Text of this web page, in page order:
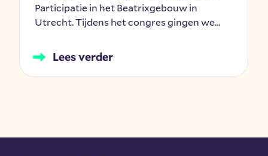
Participatie in het Beatrixgebouw in
Utrecht. Tijdens het congres gingen we…
Lees verder